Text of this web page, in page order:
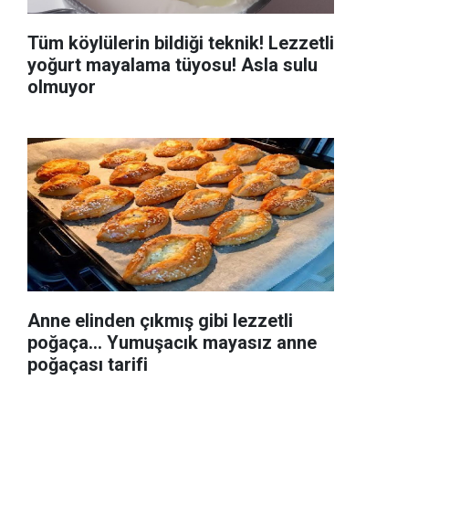
Tüm köylülerin bildiği teknik! Lezzetli
yoğurt mayalama tüyosu! Asla sulu
olmuyor
Anne elinden çıkmış gibi lezzetli
poğaça... Yumuşacık mayasız anne
poğaçası tarifi